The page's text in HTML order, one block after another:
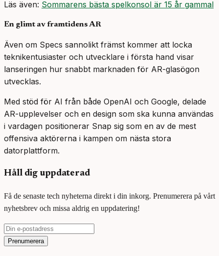
Läs även: Sommarens bästa spelkonsol är 15 år gammal
En glimt av framtidens AR
Även om Specs sannolikt främst kommer att locka
teknikentusiaster och utvecklare i första hand visar
lanseringen hur snabbt marknaden för AR-glasögon
utvecklas.
Med stöd för AI från både OpenAI och Google, delade
AR-upplevelser och en design som ska kunna användas
i vardagen positionerar Snap sig som en av de mest
offensiva aktörerna i kampen om nästa stora
datorplattform.
Håll dig uppdaterad
Få de senaste tech nyheterna direkt i din inkorg. Prenumerera på vårt
nyhetsbrev och missa aldrig en uppdatering!
Prenumerera